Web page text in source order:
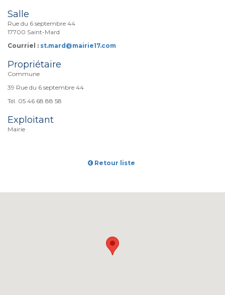
Salle
Rue du 6 septembre 44
17700 Saint-Mard
Courriel : st.mard@mairie17.com
Propriétaire
Commune
39 Rue du 6 septembre 44
Tél. 05 46 68 88 58
Exploitant
Mairie
Retour liste